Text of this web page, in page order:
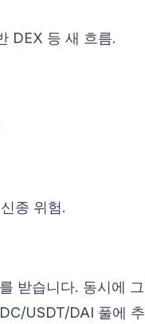
DEX 등 새 흐름.
종 위험.
받습니다. 동시에 그
USDT/DAI 풀에 추